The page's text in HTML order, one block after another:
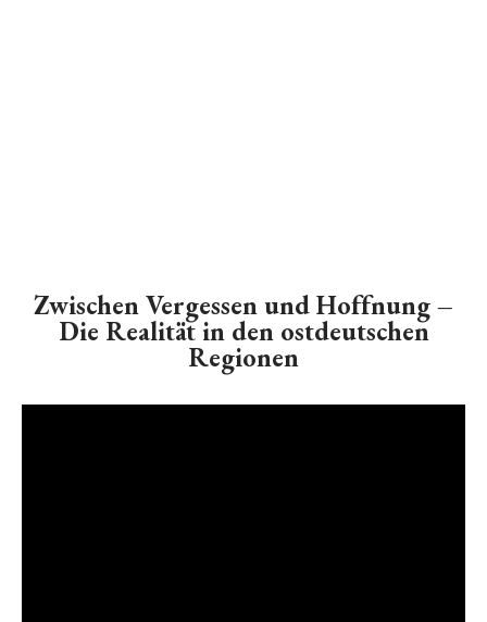
Zwischen Vergessen und Hoffnung –
Die Realität in den ostdeutschen
Regionen